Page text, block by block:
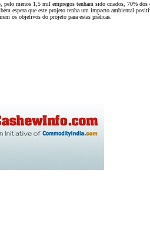
pelo menos 1,5 mil empregos tenham sido criados, 70%
espera que este projeto tenha um impacto ambiental
os objetivos do projeto para estas práticas.